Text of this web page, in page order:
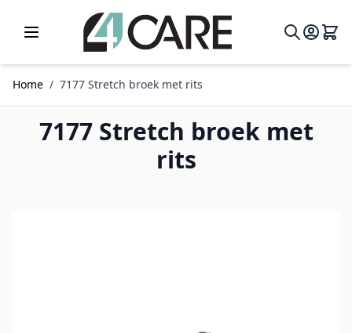
Ga naar de inhoud
Home / 7177 Stretch broek met rits
7177 Stretch broek met
rits